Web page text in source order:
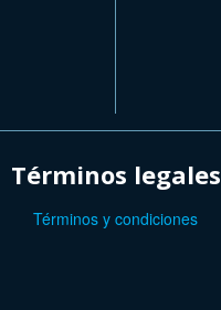
Términos legales
Términos y condiciones